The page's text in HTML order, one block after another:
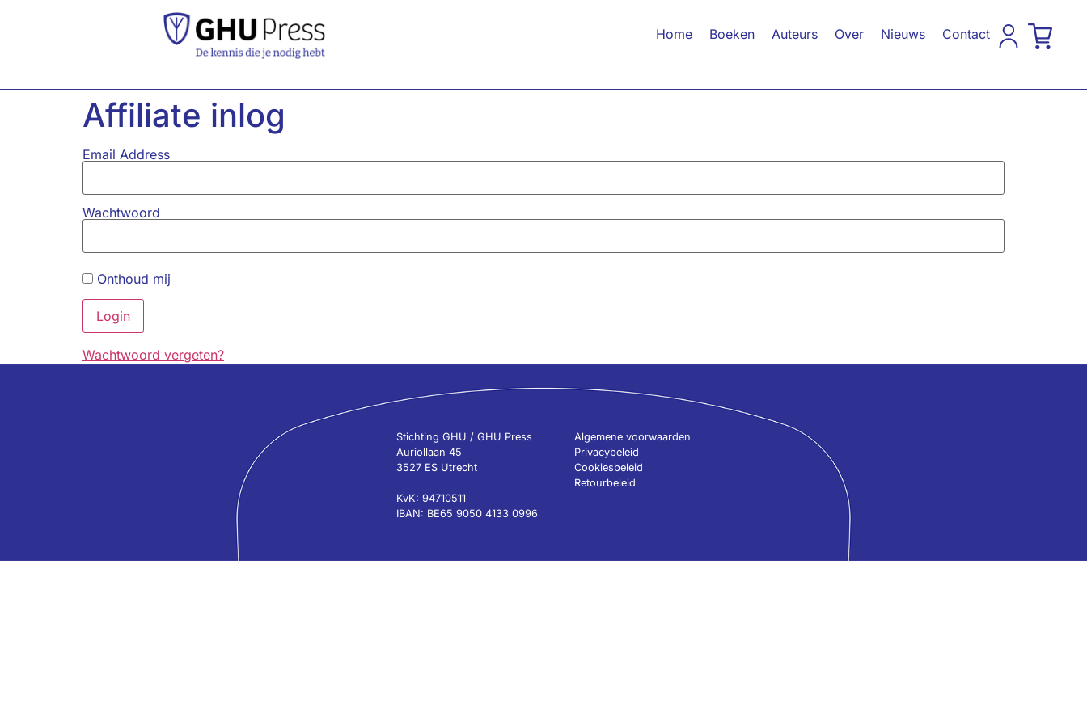
Home Boeken Auteurs Over Nieuws Contact
Affiliate inlog
Email Address
Wachtwoord
Onthoud mij
Wachtwoord vergeten?
Stichting GHU / GHU Press
Auriollaan 45
3527 ES Utrecht
KvK: 94710511
IBAN: BE65 9050 4133 0996
Algemene voorwaarden
Privacybeleid
Cookiesbeleid
Retourbeleid